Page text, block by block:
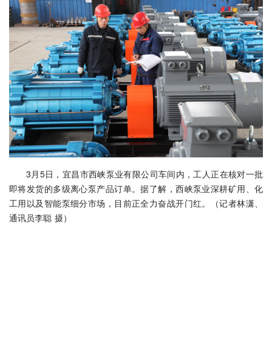
3月5日，宜昌市西峡泵业有限公司车间内，工人正在核对一批
即将发货的多级离心泵产品订单。据了解，西峡泵业深耕矿用、化
工用以及智能泵细分市场，目前正全力奋战开门红。（记者林潇、
通讯员李聪 摄）